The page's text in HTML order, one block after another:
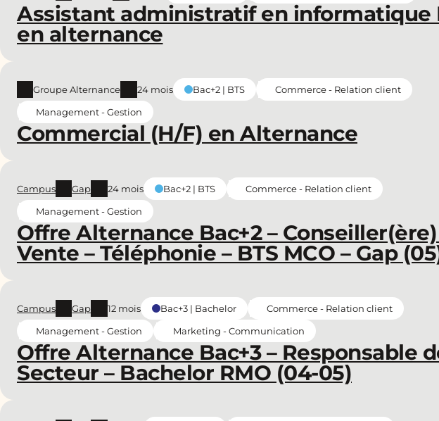
Assistant administratif en informatique
en alternance
Commercial (H/F) en Alternance
Groupe Alternance 24 mois Bac+2 | BTS
Commerce - Relation client
Management - Gestion
Offre Alternance Bac+2 –
Vente – Téléphonie – BTS MCO – Gap
Campus Gap 24 mois Bac+2 | BTS
Commerce - Relation client
Management - Gestion
Offre Alternance Bac+3 – Responsable
Secteur – Bachelor RMO (04-05)
Campus Gap 12 mois Bac+3 | Bachelor
Commerce - Relation client
Management - Gestion
Marketing - Communication